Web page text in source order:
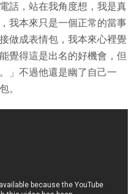
話，站在我角度想，我是真
我本來只是一個正常的當事
做成表情包，我本來心裡覺
覺得這是出名的好機會，但
」不過他還是幽了自己一
。